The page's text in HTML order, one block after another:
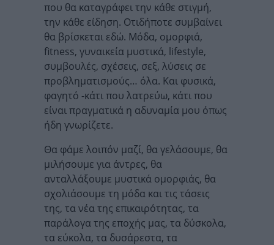
που θα καταγράφει την κάθε στιγμή,
την κάθε είδηση. Οτιδήποτε συμβαίνει
θα βρίσκεται εδώ. Μόδα, ομορφιά,
fitness, γυναικεία μυστικά, lifestyle,
συμβουλές, σχέσεις, σεξ, λύσεις σε
προβληματισμούς… όλα. Και φυσικά,
φαγητό -κάτι που λατρεύω, κάτι που
είναι πραγματικά η αδυναμία μου όπως
ήδη γνωρίζετε.
Θα φάμε λοιπόν μαζί, θα γελάσουμε, θα
μιλήσουμε για άντρες, θα
ανταλλάξουμε μυστικά ομορφιάς, θα
σχολιάσουμε τη μόδα και τις τάσεις
της, τα νέα της επικαιρότητας, τα
παράλογα της εποχής μας, τα δύσκολα,
τα εύκολα, τα δυσάρεστα, τα